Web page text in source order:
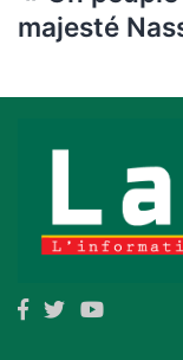
majesté